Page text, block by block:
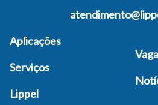
Aplicações
Serviços
Lippel